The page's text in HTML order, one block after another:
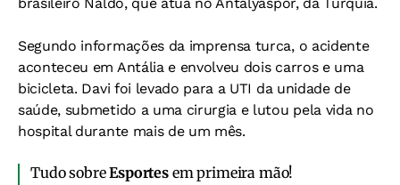
brasileiro Naldo, que atua no Antalyaspor, da Turquia.
Segundo informações da imprensa turca, o acidente
aconteceu em Antália e envolveu dois carros e uma
bicicleta. Davi foi levado para a UTI da unidade de
saúde, submetido a uma cirurgia e lutou pela vida no
hospital durante mais de um mês.
Tudo sobreEsportesem primeira mão!